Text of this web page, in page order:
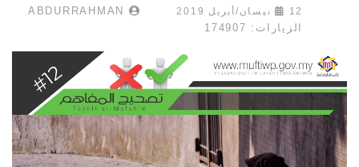
12 نيسان/أبريل 2019
الزيارات: 174907